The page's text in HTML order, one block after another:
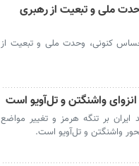
ملی و تبعیت از رهبری
کنونی، وحدت ملی و تبعیت از
واشنگتن و تل‌آویو است
بر تنگه هرمز و تغییر مواضع
واشنگتن و تل‌آویو است.